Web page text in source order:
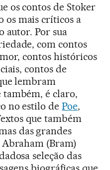
os contos de Stoker
os mais críticos a
autor. Por sua
com contos
contos históricos
contos de
lembram
também, é claro,
no estilo dePoe,
que também
das grandes
(Bram)
seleção das